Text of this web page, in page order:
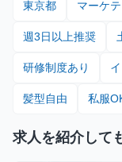
東京都 マーケ
週3日以上推奨
研修制度あり
髪型自由 私服
求人を紹介して